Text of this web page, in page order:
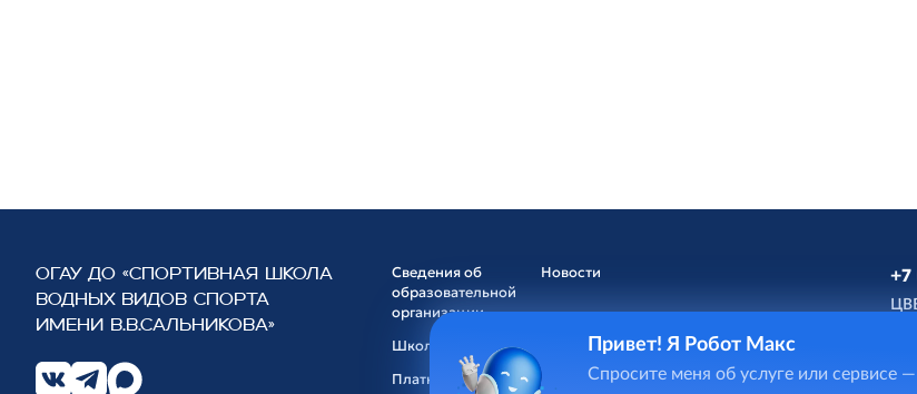
ОГАУ ДО «СПОРТИВНАЯ ШКОЛА
ВОДНЫХ ВИДОВ СПОРТА
ИМЕНИ В.В.САЛЬНИКОВА»
Сведения об
образовательной
организации
Новости
Школа
Платные услуги
ГИС Cпорт
+7
Привет! Я Робот Макс
Спросите меня об услуге или сервисе —